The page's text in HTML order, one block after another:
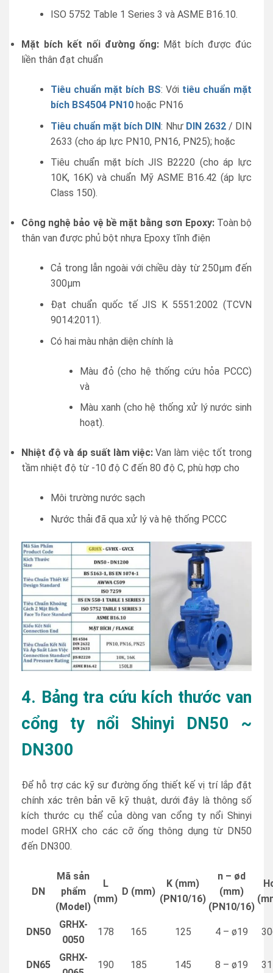
ISO 5752 Table 1 Series 3 và ASME B16.10.
Mặt bích kết nối đường ống: Mặt bích được đúc
liền thân đạt chuẩn
Tiêu chuẩn mặt bích BS: Với tiêu chuẩn mặt
bích BS4504 PN10 hoặc PN16
Tiêu chuẩn mặt bích DIN: Như DIN 2632/ DIN
2633 (cho áp lực PN10, PN16, PN25); hoặc
Tiêu chuẩn mặt bích JIS B2220 (cho áp lực
10K, 16K) và chuẩn Mỹ ASME B16.42 (áp lực
Class 150).
Công nghệ bảo vệ bề mặt bằng sơn Epoxy:Toàn bộ
thân van được phủ bột nhựa Epoxy tĩnh điện
Cả trong lẫn ngoài với chiều dày từ 250µm đến
300µm
Đạt chuẩn quốc tế JIS K 5551:2002 (TCVN
9014:2011).
Có hai màu nhận diện chính là
Màu đỏ (cho hệ thống cứu hỏa PCCC)
và
Màu xanh (cho hệ thống xử lý nước sinh
hoạt).
Nhiệt độ và áp suất làm việc: Van làm việc tốt trong
tầm nhiệt độ từ -10 độ C đến 80 độ C, phù hợp cho
Môi trường nước sạch
Nước thải đã qua xử lý và hệ thống PCCC
4. Bảng tra cứu kích thước van
cổng ty nổi Shinyi DN50 ~
DN300
Để hỗ trợ các kỹ sư đường ống thiết kế vị trí lắp đặt
chính xác trên bản vẽ kỹ thuật, dưới đây là thông số
kích thước cụ thể của dòng van cổng ty nổi Shinyi
model GRHX cho các cỡ ống thông dụng từ DN50
đến DN300.
DN
Mã sản
phẩm
(Model)
L
(mm)
D (mm)
K (mm)
(PN10/16)
n – ød
(mm)
(PN10/16)
DN50
GRHX-
0050
178 165 125 4 – ø19
DN65
GRHX-
190 185 145 8 – ø19